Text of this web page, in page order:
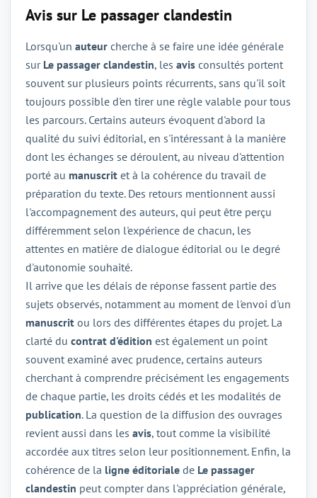
Avis sur Le passager clandestin
Lorsqu'un auteur cherche à se faire une idée générale
sur Le passager clandestin, les avis consultés portent
souvent sur plusieurs points récurrents, sans qu'il soit
toujours possible d'en tirer une règle valable pour tous
les parcours. Certains auteurs évoquent d'abord la
qualité du suivi éditorial, en s'intéressant à la manière
dont les échanges se déroulent, au niveau d'attention
porté au manuscrit et à la cohérence du travail de
préparation du texte. Des retours mentionnent aussi
l'accompagnement des auteurs, qui peut être perçu
différemment selon l'expérience de chacun, les
attentes en matière de dialogue éditorial ou le degré
d'autonomie souhaité.
Il arrive que les délais de réponse fassent partie des
sujets observés, notamment au moment de l'envoi d'un
manuscrit ou lors des différentes étapes du projet. La
clarté du contrat d'édition est également un point
souvent examiné avec prudence, certains auteurs
cherchant à comprendre précisément les engagements
de chaque partie, les droits cédés et les modalités de
publication. La question de la diffusion des ouvrages
revient aussi dans les avis, tout comme la visibilité
accordée aux titres selon leur positionnement. Enfin, la
cohérence de la ligne éditoriale de Le passager
clandestin peut compter dans l'appréciation générale,